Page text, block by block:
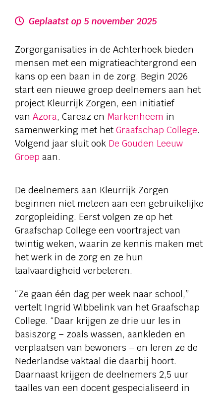
Geplaatst op 5 november 2025
Zorgorganisaties in de Achterhoek bieden
mensen met een migratieachtergrond een
kans op een baan in de zorg. Begin 2026
start een nieuwe groep deelnemers aan het
project Kleurrijk Zorgen, een initiatief
van Azora, Careaz en Markenheem in
samenwerking met het Graafschap College.
Volgend jaar sluit ook De Gouden Leeuw
Groep aan.
De deelnemers aan Kleurrijk Zorgen
beginnen niet meteen aan een gebruikelijke
zorgopleiding. Eerst volgen ze op het
Graafschap College een voortraject van
twintig weken, waarin ze kennis maken met
het werk in de zorg en ze hun
taalvaardigheid verbeteren.
“Ze gaan één dag per week naar school,”
vertelt Ingrid Wibbelink van het Graafschap
College. “Daar krijgen ze drie uur les in
basiszorg – zoals wassen, aankleden en
verplaatsen van bewoners – en leren ze de
Nederlandse vaktaal die daarbij hoort.
Daarnaast krijgen de deelnemers 2,5 uur
taalles van een docent gespecialiseerd in
088 110 6000
Zorg aan huis:
0544 745 555